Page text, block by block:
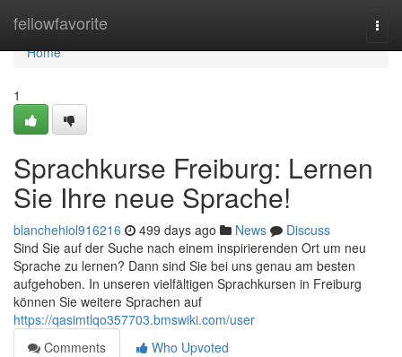
fellowfavorite
Home
Home
1
Sprachkurse Freiburg: Lernen
Sie Ihre neue Sprache!
blanchehiol916216 499 days ago News
Discuss
Sind Sie auf der Suche nach einem inspirierenden Ort um neu
Sprache zu lernen? Dann sind Sie bei uns genau am besten
aufgehoben. In unseren vielfältigen Sprachkursen in Freiburg
können Sie weitere Sprachen auf
https://qasimtlqo357703.bmswiki.com/user
Comments
Who Upvoted